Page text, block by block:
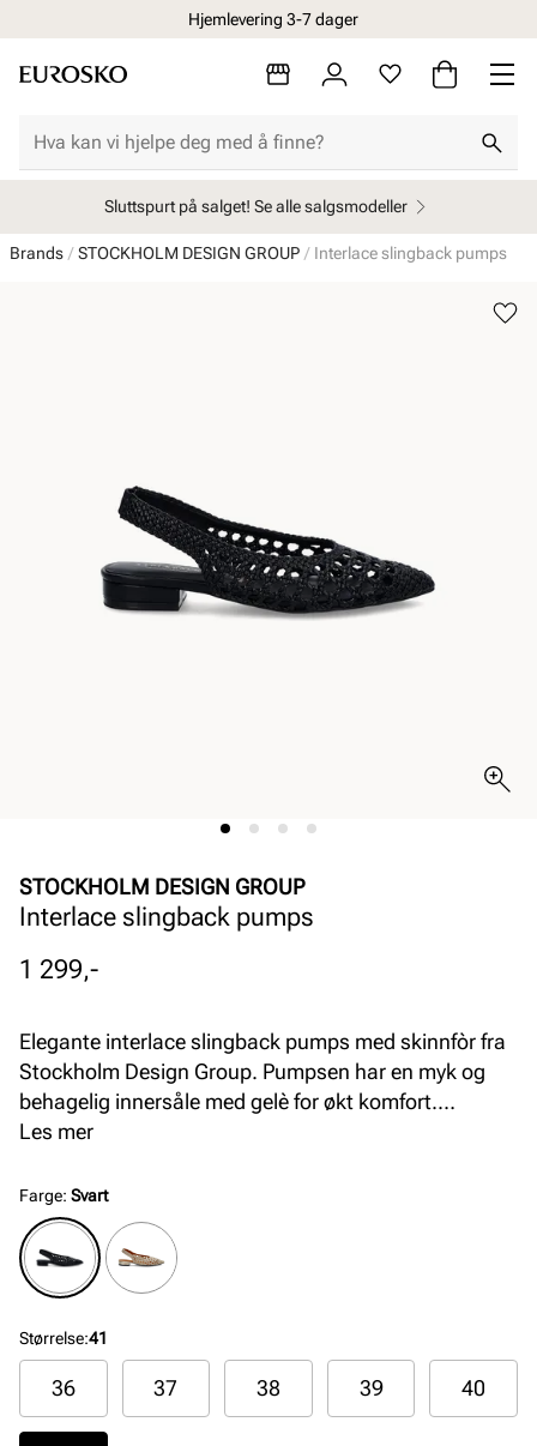
Hjemlevering 3-7 dager
Sluttspurt på salget! Se alle salgsmodeller
Brands STOCKHOLM DESIGN GROUP Interlace slingback pumps
STOCKHOLM DESIGN GROUP
Interlace slingback pumps
Pris
1 299,-
Elegante interlace slingback pumps med skinnfòr fra
Stockholm Design Group. Pumpsen har en myk og
behagelig innersåle med gelè for økt komfort.
Moderne og avspisset silhuett i front, og en elegant
bakremmen som gjør at pumpsen sitter pent på
foten.
Les mer
Farge: Svart
Størrelse:41
36 37 38 39 40